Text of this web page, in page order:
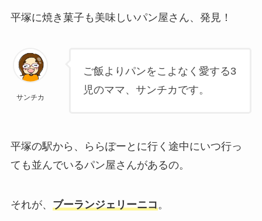
平塚に焼き菓子も美味しいパン屋さん、発見！
サンチカ
ご飯よりパンをこよなく愛する3
児のママ、サンチカです。
平塚の駅から、ららぽーとに行く途中にいつ行っ
ても並んでいるパン屋さんがあるの。
それが、 ブーランジェリーニコ 。